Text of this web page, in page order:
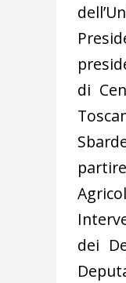
di
dei